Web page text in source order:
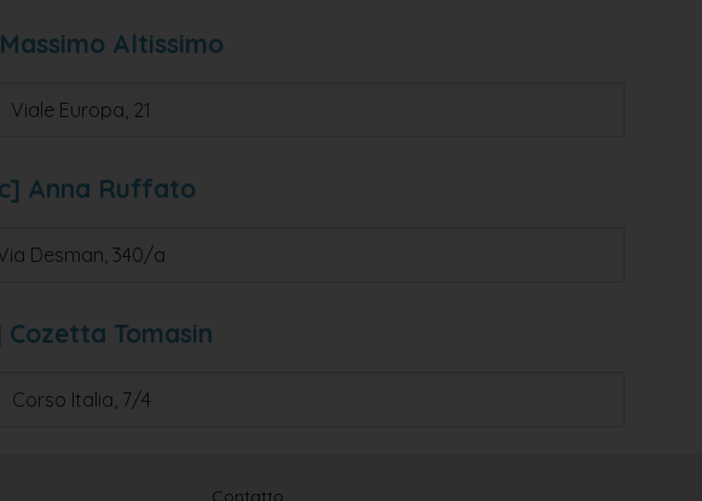
Altissimo
Viale Europa, 21
Anna Ruffato
Desman, 340/a
Tomasin
Corso Italia, 7/4
Contatto